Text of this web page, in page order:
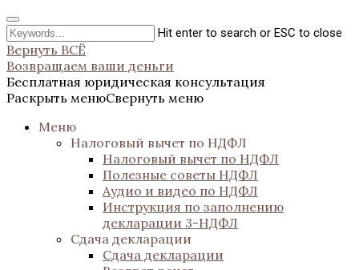
Hit enter to search or ESC to close
Вернуть ВСЁ
Возвращаем ваши деньги
Бесплатная юридическая консультация
Раскрыть менюСвернуть меню
Меню
Налоговый вычет по НДФЛ
Налоговый вычет по НДФЛ
Полезные советы НДФЛ
Аудио и видео по НДФЛ
Инструкция по заполнению
декларации 3-НДФЛ
Сдача декларации
Сдача декларации